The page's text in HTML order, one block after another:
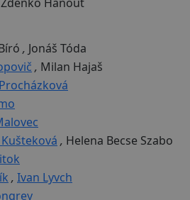
, Jonáš Tóda
, Milan Hajaš
, Helena Becse Szabo
, Ivan Lyvch